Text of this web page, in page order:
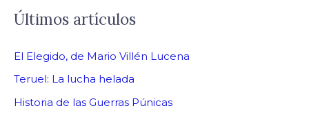
Últimos artículos
El Elegido, de Mario Villén Lucena
Teruel: La lucha helada
Historia de las Guerras Púnicas